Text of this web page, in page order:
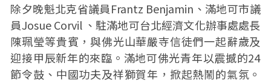
除夕晚魁北克省議員Frantz Benjamin、滿地可市議
員Josue Corvil 、駐滿地可台北經濟文化辦事處處長
陳珮瑩等貴賓，與佛光山華嚴寺信徒們一起辭歲及
迎接甲辰新年的來臨。滿地可佛光青年以震撼的24
節令鼓、中國功夫及祥獅賀年，掀起熱鬧的氣氛。